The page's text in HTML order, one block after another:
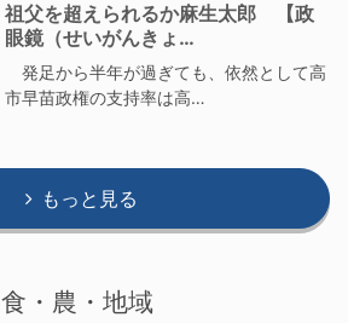
祖父を超えられるか麻生太郎 【政
眼鏡（せいがんきょ…
発足から半年が過ぎても、依然として高
市早苗政権の支持率は高…
もっと見る
食・農・地域